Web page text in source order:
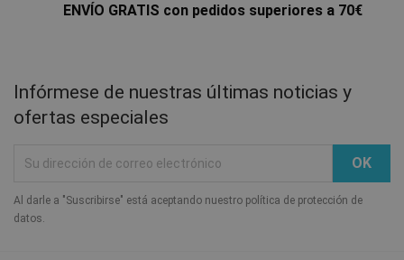
ENVÍO GRATIS con pedidos superiores a 70€
Infórmese de nuestras últimas noticias y
ofertas especiales
Al darle a "Suscribirse" está aceptando nuestro política de protección de
datos.